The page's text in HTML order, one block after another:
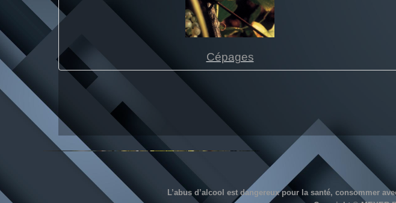
Cépages
L’abus d’alcool est dangereux pour la santé, consommer